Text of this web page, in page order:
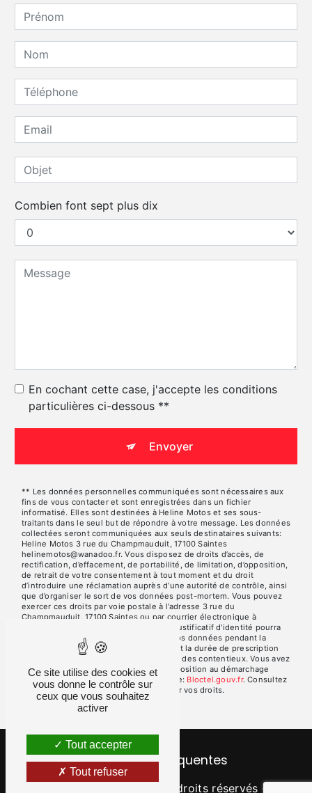
Combien font sept plus dix
En cochant cette case, j'accepte les conditions
particulières ci-dessous **
Envoyer
** Les données personnelles communiquées sont nécessaires aux
fins de vous contacter et sont enregistrées dans un fichier
informatisé. Elles sont destinées à Heline Motos et ses sous-
traitants dans le seul but de répondre à votre message. Les données
collectées seront communiquées aux seuls destinataires suivants:
Heline Motos 3 rue du Champmauduit, 17100 Saintes
helinemotos@wanadoo.fr. Vous disposez de droits d’accès, de
rectification, d’effacement, de portabilité, de limitation, d’opposition,
de retrait de votre consentement à tout moment et du droit
d’introduire une réclamation auprès d’une autorité de contrôle, ainsi
que d’organiser le sort de vos données post-mortem. Vous pouvez
exercer ces droits par voie postale à l'adresse 3 rue du
Champmauduit, 17100 Saintes ou par courrier électronique à
l'adresse helinemotos@wanadoo.fr. Un justificatif d'identité pourra
vous être demandé. Nous conservons vos données pendant la
période de prise de contact puis pendant la durée de prescription
légale aux fins probatoires et de gestion des contentieux. Vous avez
le droit de vous inscrire sur la liste d'opposition au démarchage
téléphonique, disponible à cette adresse:
Bloctel.gouv.fr. Consultez
le site cnil.fr pour plus d’informations sur vos droits.
Recherches fréquentes
- 2026 - Tous droits réservés -
Ce site utilise des cookies et
vous donne le contrôle sur
ceux que vous souhaitez
activer
Tout accepter
Tout refuser